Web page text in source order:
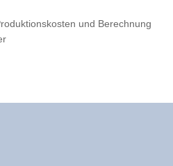
und Berechnung